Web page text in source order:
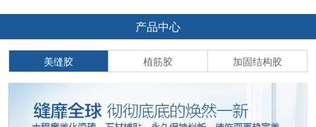
产品中心
美缝胶 植筋胶 加固结构胶